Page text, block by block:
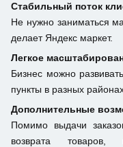
Стабильный поток
Не нужно заниматься
делает Яндекс маркет.
Легкое
Бизнес можно
пункты в разных
Дополнительные
Помимо выдачи
возврата